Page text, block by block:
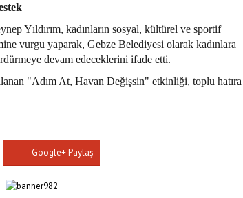
Yıldırım, kadınların sosyal, kültürel ve sportif
vurgu yaparak, Gebze Belediyesi olarak kadınlara
devam edeceklerini ifade etti.
"Adım At, Havan Değişsin" etkinliği, toplu hatıra
Google+ Paylaş